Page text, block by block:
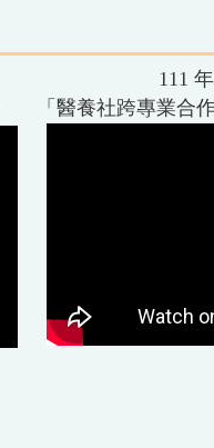
111
「醫養社跨專業合